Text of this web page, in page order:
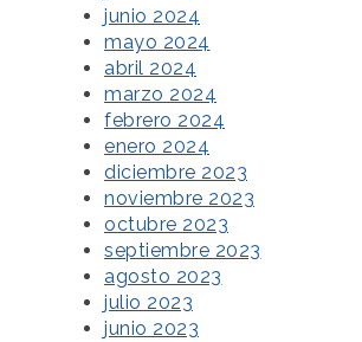
junio 2024
mayo 2024
abril 2024
marzo 2024
febrero 2024
enero 2024
diciembre 2023
noviembre 2023
octubre 2023
septiembre 2023
agosto 2023
julio 2023
junio 2023